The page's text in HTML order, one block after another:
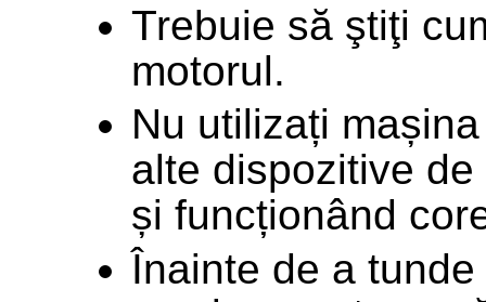
Trebuie să ştiţi
motorul.
Nu utilizați
alte dispozitive
și funcționând
Înainte de a